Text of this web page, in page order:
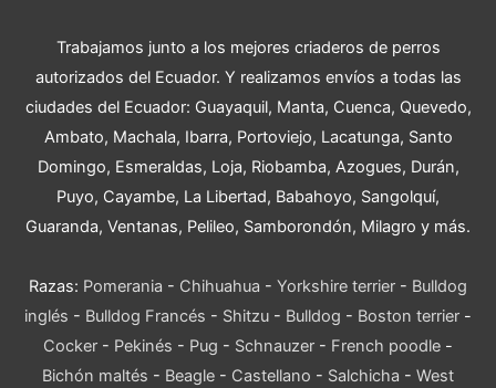
Trabajamos junto a los mejores criaderos de perros
autorizados del Ecuador. Y realizamos envíos a todas las
ciudades del Ecuador: Guayaquil, Manta, Cuenca, Quevedo,
Ambato, Machala, Ibarra, Portoviejo, Lacatunga, Santo
Domingo, Esmeraldas, Loja, Riobamba, Azogues, Durán,
Puyo, Cayambe, La Libertad, Babahoyo, Sangolquí,
Guaranda, Ventanas, Pelileo, Samborondón, Milagro y más.
Razas: Pomerania - Chihuahua - Yorkshire terrier - Bulldog
inglés - Bulldog Francés - Shitzu - Bulldog - Boston terrier -
Cocker - Pekinés - Pug - Schnauzer - French poodle -
Bichón maltés - Beagle - Castellano - Salchicha - West